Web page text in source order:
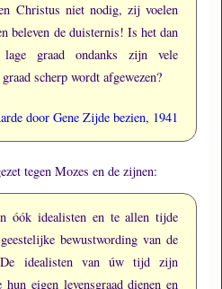
Christus niet nodig, zij voelen
beleven de duisternis! Is het dan
graad ondanks zijn vele
scherp wordt afgewezen?
door Gene Zijde bezien, 1941
tegen Mozes en de zijnen:
óók idealisten en te allen tijde
bewustwording van de
De idealisten van úw tijd zijn
eigen levensgraad dienen en